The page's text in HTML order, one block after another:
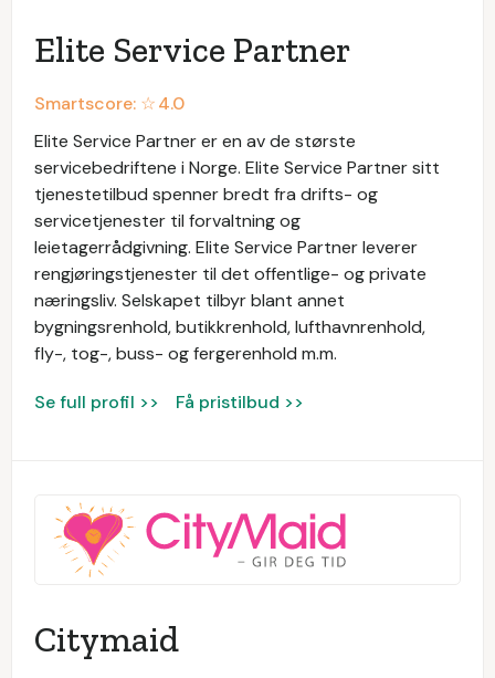
Elite Service Partner
Smartscore: ☆4.0
Elite Service Partner er en av de største
servicebedriftene i Norge. Elite Service Partner sitt
tjenestetilbud spenner bredt fra drifts- og
servicetjenester til forvaltning og
leietagerrådgivning. Elite Service Partner leverer
rengjøringstjenester til det offentlige- og private
næringsliv. Selskapet tilbyr blant annet
bygningsrenhold, butikkrenhold, lufthavnrenhold,
fly-, tog-, buss- og fergerenhold m.m.
Se full profil >> Få pristilbud >>
Citymaid